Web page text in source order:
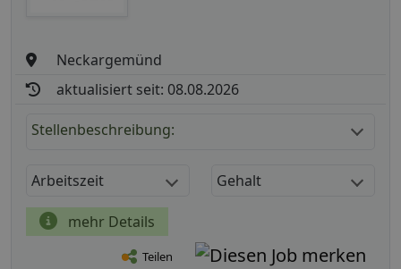
Neckargemünd
aktualisiert seit: 08.08.2026
Stellenbeschreibung:
Arbeitszeit Gehalt
mehr Details
Teilen